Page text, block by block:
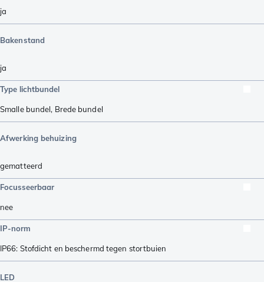
ja
Bakenstand
ja
Type lichtbundel
Smalle bundel, Brede bundel
Afwerking behuizing
gematteerd
Focusseerbaar
nee
IP-norm
IP66: Stofdicht en beschermd tegen stortbuien
LED